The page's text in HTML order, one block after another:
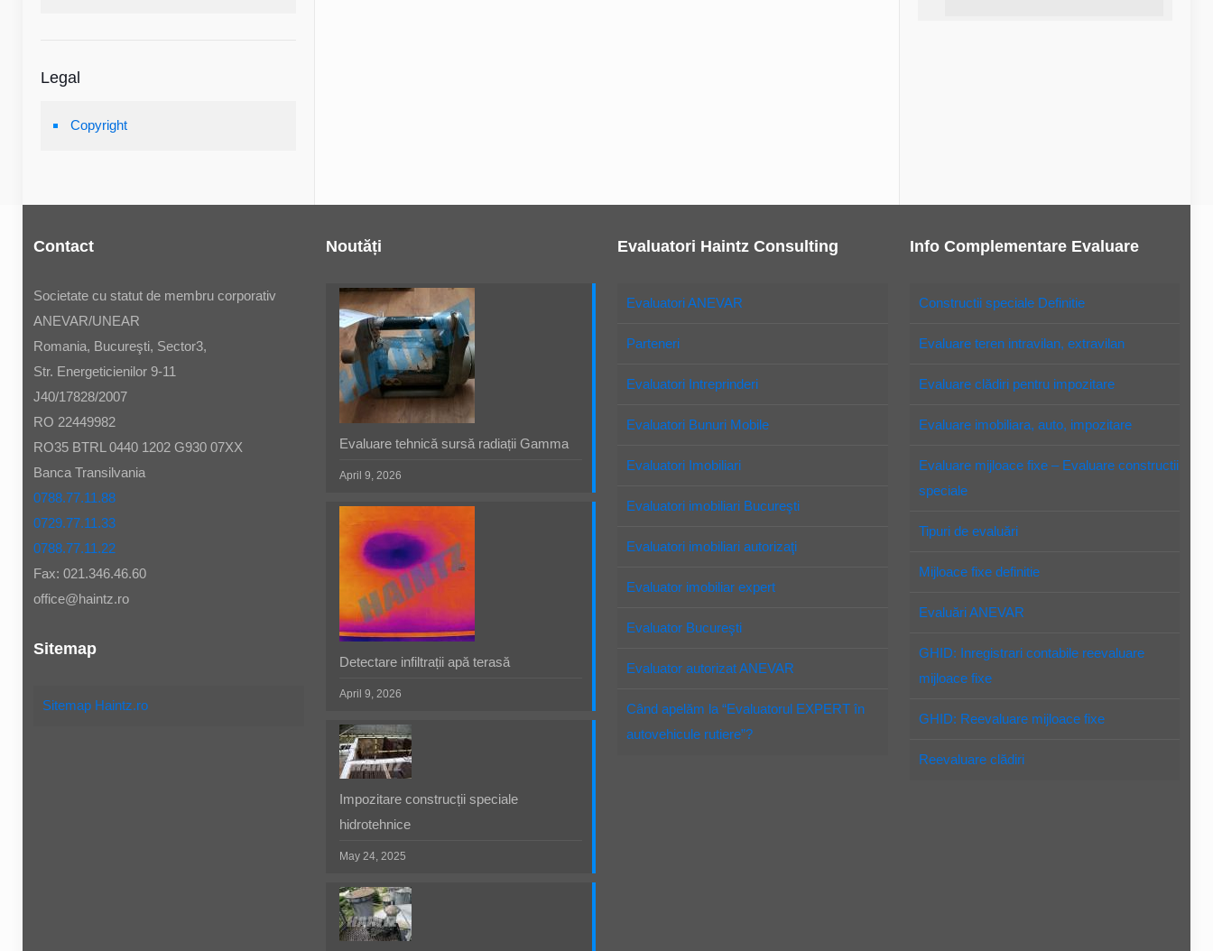
Legal
Copyright
Contact
Societate cu statut de membru corporativ
ANEVAR/UNEAR
Romania, Bucureşti, Sector3,
Str. Energeticienilor 9-11
J40/17828/2007
RO 22449982
RO35 BTRL 0440 1202 G930 07XX
Banca Transilvania
0788.77.11.88
0729.77.11.33
0788.77.11.22
Fax: 021.346.46.60
office@haintz.ro
Sitemap
Sitemap Haintz.ro
Noutăți
Evaluare tehnică sursă radiații Gamma
April 9, 2026
Detectare infiltrații apă terasă
April 9, 2026
Impozitare construcții speciale
hidrotehnice
May 24, 2025
Evaluatori Haintz Consulting
Evaluatori ANEVAR
Parteneri
Evaluatori Intreprinderi
Evaluatori Bunuri Mobile
Evaluatori Imobiliari
Evaluatori imobiliari Bucureşti
Evaluatori imobiliari autorizaţi
Evaluator imobiliar expert
Evaluator Bucureşti
Evaluator autorizat ANEVAR
Când apelăm la “Evaluatorul EXPERT în
autovehicule rutiere”?
Info Complementare Evaluare
Constructii speciale Definitie
Evaluare teren intravilan, extravilan
Evaluare clădiri pentru impozitare
Evaluare imobiliara, auto, impozitare
Evaluare mijloace fixe – Evaluare constructii
speciale
Tipuri de evaluări
Mijloace fixe definitie
Evaluări ANEVAR
GHID: Inregistrari contabile reevaluare
mijloace fixe
GHID: Reevaluare mijloace fixe
Reevaluare clădiri